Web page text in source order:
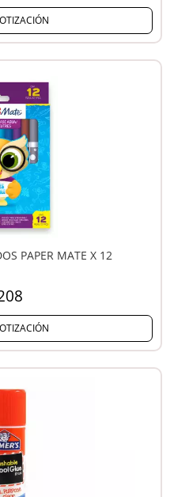
PAPER MATE X 12